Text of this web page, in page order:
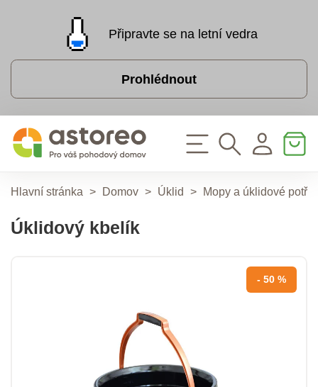
Připravte se na letní vedra
Prohlédnout
Hlavní stránka > Domov > Úklid > Mopy a úklidové
Úklidový kbelík
- 50 %